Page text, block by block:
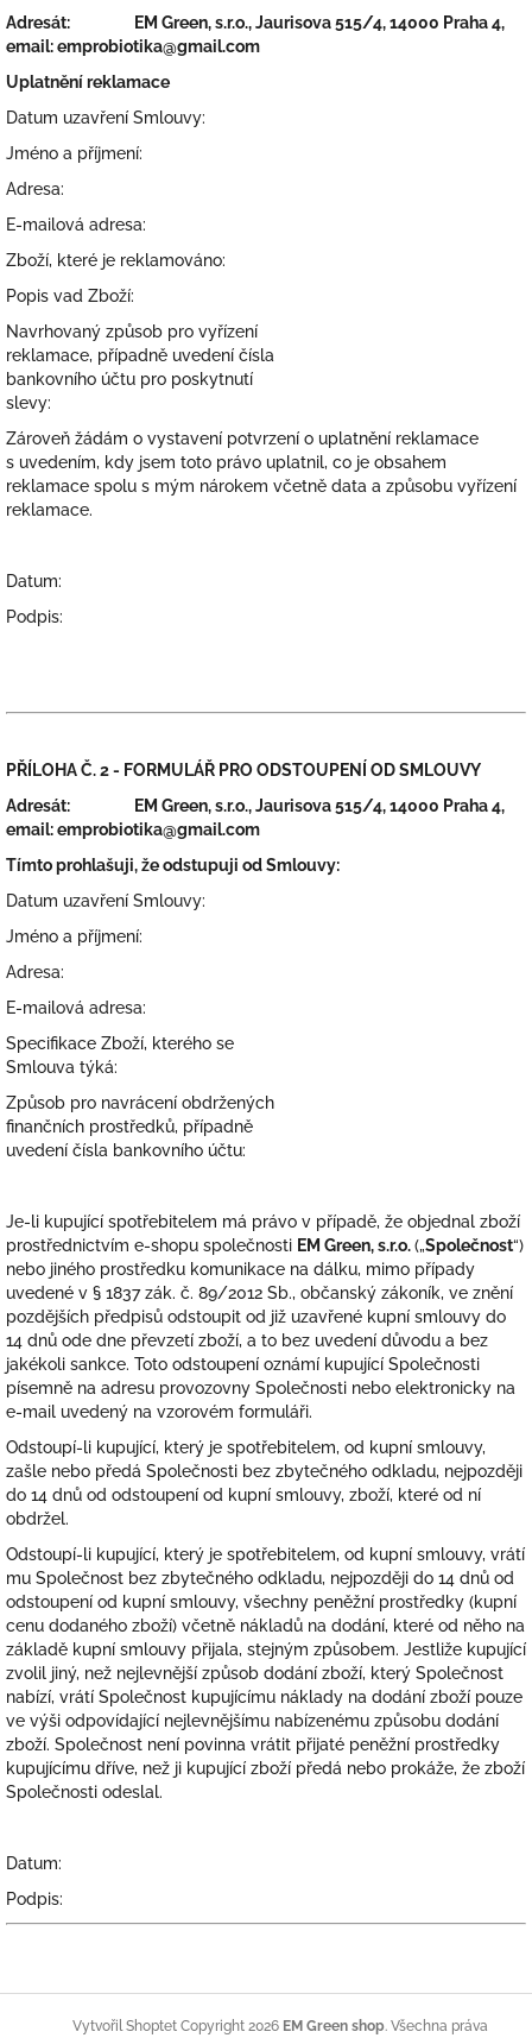
Adresát: EM Green, s.r.o., Jaurisova 515/4, 14000 Praha 4,
email: emprobiotika@gmail.com
Uplatnění reklamace
Datum uzavření Smlouvy:
Jméno a příjmení:
Adresa:
E-mailová adresa:
Zboží, které je reklamováno:
Popis vad Zboží:
Navrhovaný způsob pro vyřízení
reklamace, případně uvedení čísla
bankovního účtu pro poskytnutí
slevy:
Zároveň žádám o vystavení potvrzení o uplatnění reklamace
s uvedením, kdy jsem toto právo uplatnil, co je obsahem
reklamace spolu s mým nárokem včetně data a způsobu vyřízení
reklamace.
Datum:
Podpis:
PŘÍLOHA Č. 2 - FORMULÁŘ PRO ODSTOUPENÍ OD SMLOUVY
Adresát:
EM Green, s.r.o., Jaurisova 515/4, 14000 Praha 4,
email: emprobiotika@gmail.com
Tímto prohlašuji, že odstupuji od Smlouvy:
Datum uzavření Smlouvy:
Jméno a příjmení:
Adresa:
E-mailová adresa:
Specifikace Zboží, kterého se
Smlouva týká:
Způsob pro navrácení obdržených
finančních prostředků, případně
uvedení čísla bankovního účtu:
Je-li kupující spotřebitelem má právo v případě, že objednal zboží
prostřednictvím e-shopu společnosti EM Green, s.r.o.(„Společnost“)
nebo jiného prostředku komunikace na dálku, mimo případy
uvedené v § 1837 zák. č. 89/2012 Sb., občanský zákoník, ve znění
pozdějších předpisů odstoupit od již uzavřené kupní smlouvy do
14 dnů ode dne převzetí zboží, a to bez uvedení důvodu a bez
jakékoli sankce. Toto odstoupení oznámí kupující Společnosti
písemně na adresu provozovny Společnosti nebo elektronicky na
e-mail uvedený na vzorovém formuláři.
Odstoupí-li kupující, který je spotřebitelem, od kupní smlouvy,
zašle nebo předá Společnosti bez zbytečného odkladu, nejpozději
do 14 dnů od odstoupení od kupní smlouvy, zboží, které od ní
obdržel.
Odstoupí-li kupující, který je spotřebitelem, od kupní smlouvy, vrátí
mu Společnost bez zbytečného odkladu, nejpozději do 14 dnů od
odstoupení od kupní smlouvy, všechny peněžní prostředky (kupní
cenu dodaného zboží) včetně nákladů na dodání, které od něho na
základě kupní smlouvy přijala, stejným způsobem. Jestliže kupující
zvolil jiný, než nejlevnější způsob dodání zboží, který Společnost
nabízí, vrátí Společnost kupujícímu náklady na dodání zboží pouze
ve výši odpovídající nejlevnějšímu nabízenému způsobu dodání
zboží. Společnost není povinna vrátit přijaté peněžní prostředky
kupujícímu dříve, než ji kupující zboží předá nebo prokáže, že zboží
Společnosti odeslal.
Datum:
Podpis:
Vytvořil Shoptet Copyright 2026 EM Green shop. Všechna práva